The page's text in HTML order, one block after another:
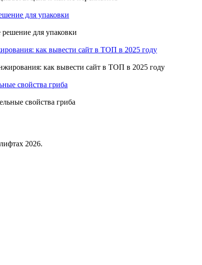
для упаковки
как вывести сайт в ТОП в 2025 году
свойства гриба
2026.